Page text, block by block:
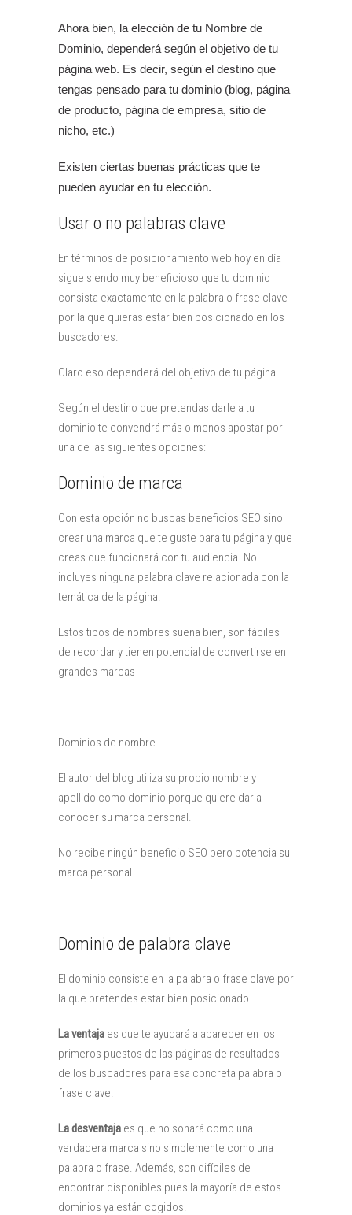
Ahora bien, la elección de tu Nombre de
Dominio, dependerá según el objetivo de tu
página web. Es decir, según el destino que
tengas pensado para tu dominio (blog, página
de producto, página de empresa, sitio de
nicho, etc.)
Existen ciertas buenas prácticas que te
pueden ayudar en tu elección.
Usar o no palabras clave
En términos de posicionamiento web hoy en día
sigue siendo muy beneficioso que tu dominio
consista exactamente en la palabra o frase clave
por la que quieras estar bien posicionado en los
buscadores.
Claro eso dependerá del objetivo de tu página.
Según el destino que pretendas darle a tu
dominio te convendrá más o menos apostar por
una de las siguientes opciones:
Dominio de marca
Con esta opción no buscas beneficios SEO sino
crear una marca que te guste para tu página y que
creas que funcionará con tu audiencia. No
incluyes ninguna palabra clave relacionada con la
temática de la página.
Estos tipos de nombres suena bien, son fáciles
de recordar y tienen potencial de convertirse en
grandes marcas
Dominios de nombre
El autor del blog utiliza su propio nombre y
apellido como dominio porque quiere dar a
conocer su marca personal.
No recibe ningún beneficio SEO pero potencia su
marca personal.
Dominio de palabra clave
El dominio consiste en la palabra o frase clave por
la que pretendes estar bien posicionado.
La ventaja es que te ayudará a aparecer en los
primeros puestos de las páginas de resultados
de los buscadores para esa concreta palabra o
frase clave.
La desventaja es que no sonará como una
verdadera marca sino simplemente como una
palabra o frase. Además, son difíciles de
encontrar disponibles pues la mayoría de estos
dominios ya están cogidos.